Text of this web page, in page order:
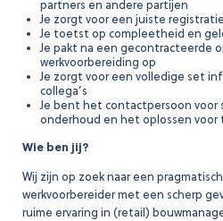
partners en andere partijen
Je zorgt voor een juiste
Je toetst op compleetheid en
Je pakt na een gecontracteerde
werkvoorbereiding op
Je zorgt voor een volledige set
collega’s
Je bent het contactpersoon voor
onderhoud en het oplossen voor
Wie ben jij?
Wij zijn op zoek naar een
werkvoorbereider met een scherp
ruime ervaring in (retail)